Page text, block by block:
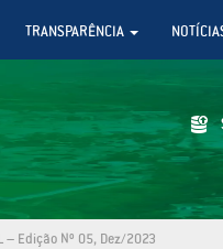
TRANSPARÊNCIA
– Edição Nº 05, Dez/2023